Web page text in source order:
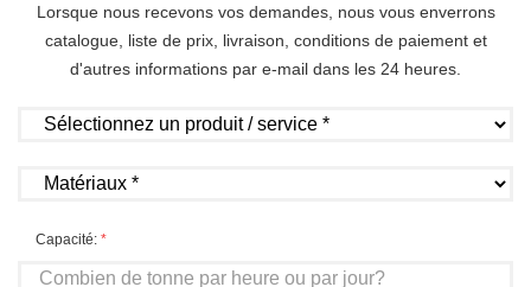
Lorsque nous recevons vos demandes, nous vous enverrons
catalogue, liste de prix, livraison, conditions de paiement et
d'autres informations par e-mail dans les 24 heures.
Capacité: *